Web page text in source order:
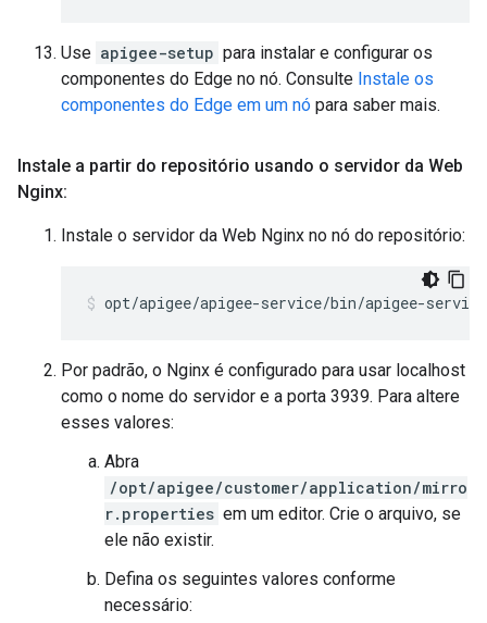
Use apigee-setup para instalar e configurar os
componentes do Edge no nó. Consulte Instale os
componentes do Edge em um nó para saber mais.
Instale a partir do repositório usando o servidor da Web
Nginx:
Instale o servidor da Web Nginx no nó do repositório:
opt/apigee/apigee-service/bin/apigee-
Por padrão, o Nginx é configurado para usar localhost
como o nome do servidor e a porta 3939. Para altere
esses valores:
Abra
/opt/apigee/customer/application/mirro
r.properties em um editor. Crie o arquivo, se
ele não existir.
Defina os seguintes valores conforme
necessário: